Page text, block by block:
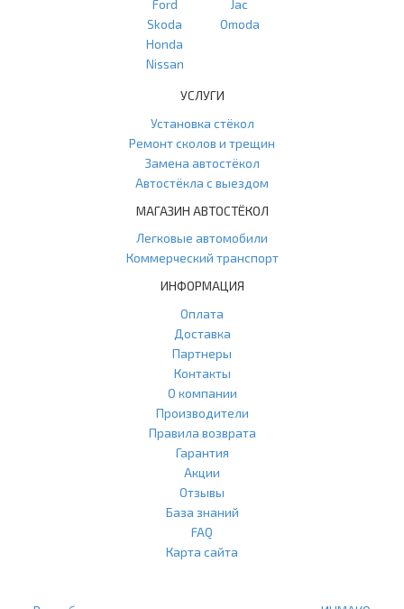
Ford
Skoda
Honda
Nissan
Jac
Omoda
УСЛУГИ
Установка стёкол
Ремонт сколов и трещин
Замена автостёкол
Автостёкла с выездом
МАГАЗИН АВТОСТЁКОЛ
Легковые автомобили
Коммерческий транспорт
ИНФОРМАЦИЯ
Оплата
Доставка
Партнеры
Контакты
О компании
Производители
Правила возврата
Гарантия
Акции
Отзывы
База знаний
FAQ
Карта сайта